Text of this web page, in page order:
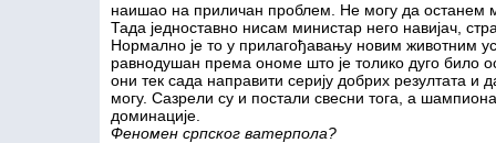
наишао на приличан проблем. Не могу да останем
Тада једноставно нисам министар него навијач,
Нормално је то у прилагођавању новим животним
равнодушан према ономе што је толико дуго било
они тек сада направити серију добрих резултата и
могу. Сазрели су и постали свесни тога, а
доминације.
Феномен српског ватерпола?